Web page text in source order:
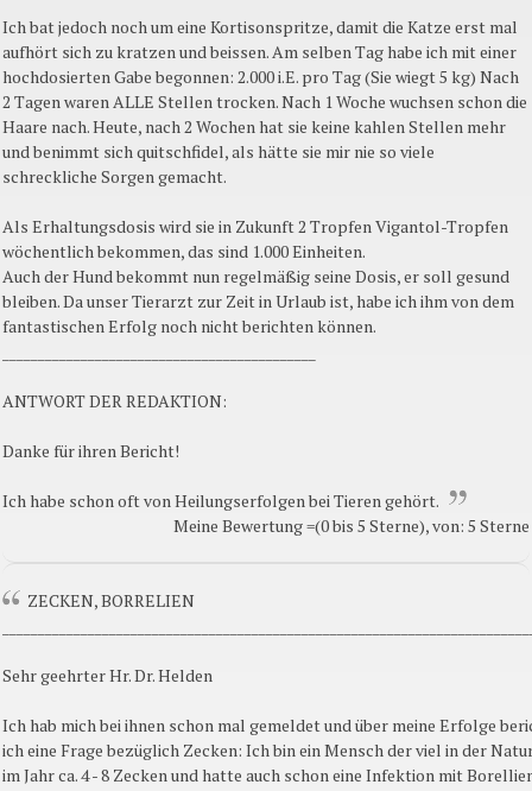
Ich bat jedoch noch um eine Kortisonspritze, damit die Katze erst mal
aufhört sich zu kratzen und beissen. Am selben Tag habe ich mit einer
hochdosierten Gabe begonnen: 2.000 i.E. pro Tag (Sie wiegt 5 kg) Nach
2 Tagen waren ALLE Stellen trocken. Nach 1 Woche wuchsen schon die
Haare nach. Heute, nach 2 Wochen hat sie keine kahlen Stellen mehr
und benimmt sich quitschfidel, als hätte sie mir nie so viele
schreckliche Sorgen gemacht.
Als Erhaltungsdosis wird sie in Zukunft 2 Tropfen Vigantol-Tropfen
wöchentlich bekommen, das sind 1.000 Einheiten.
Auch der Hund bekommt nun regelmäßig seine Dosis, er soll gesund
bleiben. Da unser Tierarzt zur Zeit in Urlaub ist, habe ich ihm von dem
fantastischen Erfolg noch nicht berichten können.
ANTWORT DER REDAKTION:
Danke für ihren Bericht!
Ich habe schon oft von Heilungserfolgen bei Tieren gehört.
Meine Bewertung =(0 bis 5 Sterne), von: 5 Sterne
ZECKEN, BORRELIEN
Sehr geehrter Hr. Dr. Helden
Ich hab mich bei ihnen schon mal gemeldet und über meine Erfolge
ich eine Frage bezüglich Zecken: Ich bin ein Mensch der viel in der
im Jahr ca. 4 - 8 Zecken und hatte auch schon eine Infektion mit